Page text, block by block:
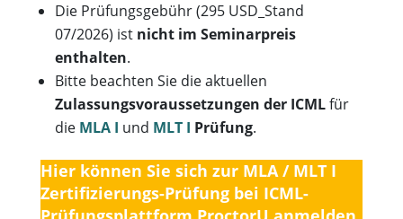
Die Prüfungsgebühr (295 USD_Stand
07/2026) ist nicht im Seminarpreis
enthalten.
Bitte beachten Sie die aktuellen
Zulassungsvoraussetzungen der ICMLfür
die MLA I und MLT I Prüfung.
Hier können Sie sich zur MLA / MLT I
Zertifizierungs-Prüfung bei ICML-